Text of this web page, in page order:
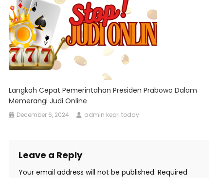
Langkah Cepat Pemerintahan Presiden Prabowo Dalam
Memerangi Judi Online
December 6, 2024 admin kepri today
Leave a Reply
Your email address will not be published. Required